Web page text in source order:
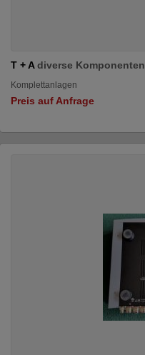
T + Adiverse Komponenten
Komplettanlagen
Preis auf Anfrage